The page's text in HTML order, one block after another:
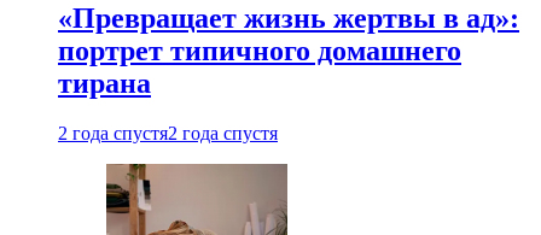
«Превращает жизнь жертвы в ад»:
портрет типичного домашнего
тирана
2 года спустя2 года спустя